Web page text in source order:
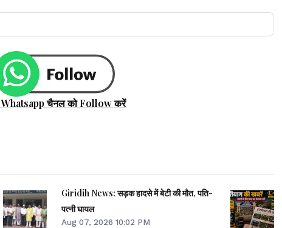
Whatsapp चैनल को Follow करें
Giridih News: सड़क हादसे में बेटी की मौत, पति-
पत्नी घायल
Aug 07, 2026 10:02 PM